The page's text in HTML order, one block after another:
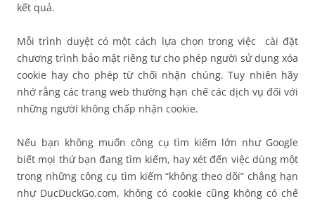
kết quả.
Mỗi trình duyệt có một cách lựa chọn trong việc cài đặt
chương trình bảo mật riêng tư cho phép người sử dụng xóa
cookie hay cho phép từ chối nhận chúng. Tuy nhiên hãy
nhớ rằng các trang web thường hạn chế các dịch vụ đối với
những người không chấp nhận cookie.
Nếu bạn không muốn công cụ tìm kiếm lớn như Google
biết mọi thứ bạn đang tìm kiếm, hay xét đến việc dùng một
trong những công cụ tìm kiếm “không theo dõi” chẳng hạn
như DucDuckGo.com, không có cookie cũng không có chế